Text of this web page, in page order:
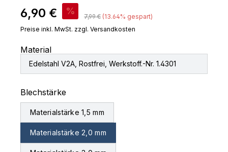
Verkaufspreis:
6,90 € % Regulärer Preis:
7,99 € (13.64% gespart)
Preise inkl. MwSt. zzgl. Versandkosten
Material
Edelstahl V2A, Rostfrei, Werkstoff.-Nr. 1.4301
Blechstärkeauswählen
Materialstärke 1,5 mm
Materialstärke 2,0 mm